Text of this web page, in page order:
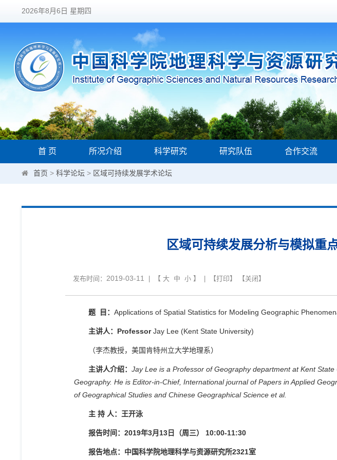
2026年8月6日 星期四
首 页 所况介绍 科学研究 研究队伍 合作交流
首页 > 科学论坛 > 区域可持续发展学术论坛
区域可持续发展分析与模拟重
发布时间： 2019-03-11 | 【 大 中 小 】 | 【打印】 【关闭 】
题 目： Applications of Spatial Statistics for Modeling Geographic
主讲人： ProfessorJay Lee (Kent State University)
（李杰教授，美国肯特州立大学地理系）
主讲人介绍： Jay Lee is a Professor of Geography department at Kent
Geography. He is Editor-in-Chief, International journal of Papers in Applied
of Geographical Studies and Chinese Geographical Science et al.
主 持 人：王开泳
报告时间： 2019年3月 13 日（周三） 10:00-11:30
报告地点：中国科学院地理科学与资源研究所2321室